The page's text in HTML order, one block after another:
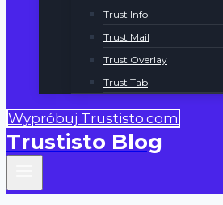
Trust Info
Trust Mail
Trust Overlay
Trust Tab
Wypróbuj Trustisto.com
Trustisto Blog